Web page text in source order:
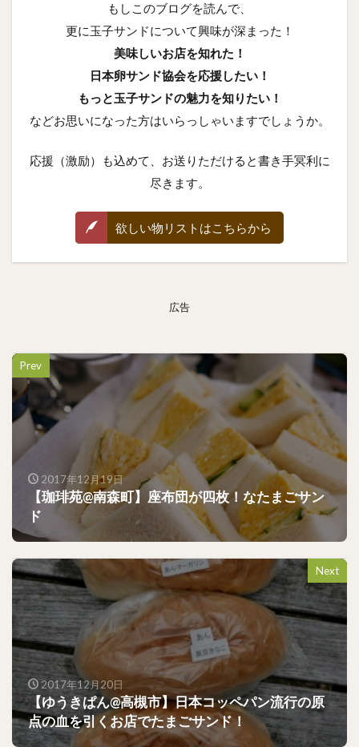
もしこのブログを読んで、
更に玉子サンドについて興味が深まった！
美味しいお店を知れた！
日本卵サンド協会を応援したい！
もっと玉子サンドの魅力を知りたい！
などお思いになった方はいらっしゃいますでしょうか。
応援（激励）も込めて、お送りただけると書き手冥利に
尽きます。
欲しい物リストはこちらから
広告
Prev
2017年12月19日
【珈琲苑@南森町】座布団が四枚！なたまごサン
ド
Next
2017年12月20日
【ゆうきぱん@高槻市】日本コッペパン流行の原
点の血を引くお店でたまごサンド！